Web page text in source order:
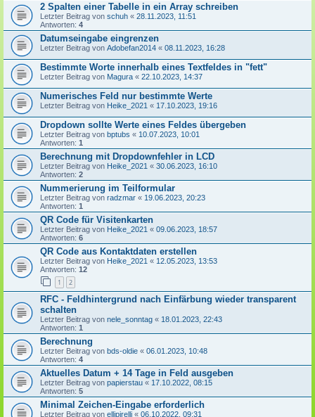
2 Spalten einer Tabelle in ein Array schreiben
Letzter Beitrag von schuh « 28.11.2023, 11:51
Antworten: 4
Datumseingabe eingrenzen
Letzter Beitrag von Adobefan2014 « 08.11.2023, 16:28
Bestimmte Worte innerhalb eines Textfeldes in "fett"
Letzter Beitrag von Magura « 22.10.2023, 14:37
Numerisches Feld nur bestimmte Werte
Letzter Beitrag von Heike_2021 « 17.10.2023, 19:16
Dropdown sollte Werte eines Feldes übergeben
Letzter Beitrag von bptubs « 10.07.2023, 10:01
Antworten: 1
Berechnung mit Dropdownfehler in LCD
Letzter Beitrag von Heike_2021 « 30.06.2023, 16:10
Antworten: 2
Nummerierung im Teilformular
Letzter Beitrag von radzmar « 19.06.2023, 20:23
Antworten: 1
QR Code für Visitenkarten
Letzter Beitrag von Heike_2021 « 09.06.2023, 18:57
Antworten: 6
QR Code aus Kontaktdaten erstellen
Letzter Beitrag von Heike_2021 « 12.05.2023, 13:53
Antworten: 12
1 2
RFC - Feldhintergrund nach Einfärbung wieder transparent
schalten
Letzter Beitrag von nele_sonntag « 18.01.2023, 22:43
Antworten: 1
Berechnung
Letzter Beitrag von bds-oldie « 06.01.2023, 10:48
Antworten: 4
Aktuelles Datum + 14 Tage in Feld ausgeben
Letzter Beitrag von papierstau « 17.10.2022, 08:15
Antworten: 5
Minimal Zeichen-Eingabe erforderlich
Letzter Beitrag von ellipirelli « 06.10.2022, 09:31